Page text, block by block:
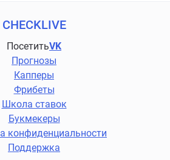
CHECKLIVE
ПосетитьVK
Прогнозы
Капперы
Фрибеты
Школа ставок
Букмекеры
конфиденциальности
Поддержка